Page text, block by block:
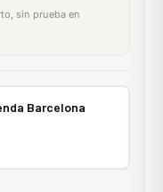
sin prueba en
Barcelona